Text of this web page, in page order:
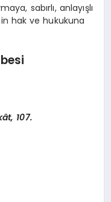
sabırlı, anlayışlı
hak ve hukukuna
107.